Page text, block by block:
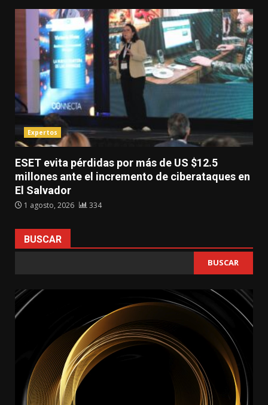
Expertos
ESET evita pérdidas por más de US $12.5
millones ante el incremento de ciberataques en
El Salvador
1 agosto, 2026 334
BUSCAR
BUSCAR